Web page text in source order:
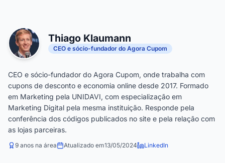
Thiago Klaumann
CEO e sócio-fundador do Agora Cupom
CEO e sócio-fundador do Agora Cupom, onde trabalha com
cupons de desconto e economia online desde 2017. Formado
em Marketing pela UNIDAVI, com especialização em
Marketing Digital pela mesma instituição. Responde pela
conferência dos códigos publicados no site e pela relação com
as lojas parceiras.
9 anos na área Atualizado em13/05/2024 LinkedIn